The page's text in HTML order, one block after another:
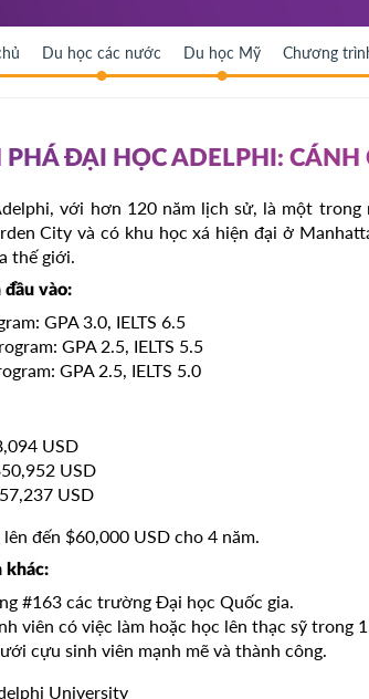
Du học các nước Du học Mỹ Chương
PHÁ ĐẠI HỌC ADELPHI:
với hơn 120 năm lịch sử, là một
City và có khu học xá hiện đại ở
thế giới.
vào:
GPA 3.0, IELTS 6.5
GPA 2.5, IELTS 5.5
GPA 2.5, IELTS 5.0
USD
USD
USD
đến $60,000 USD cho 4 năm.
khác:
#163 các trường Đại học Quốc gia.
viên có việc làm hoặc học lên thạc sỹ trong
cựu sinh viên mạnh mẽ và thành công.
University